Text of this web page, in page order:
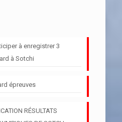
à enregistrer 3
à Sotchi
épreuves
RÉSULTATS